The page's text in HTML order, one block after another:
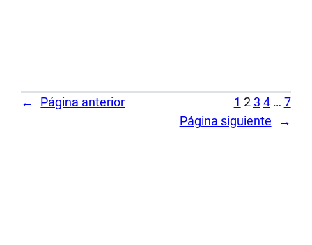
← Página anterior 1 2 3 4 … 7
Página siguiente
→